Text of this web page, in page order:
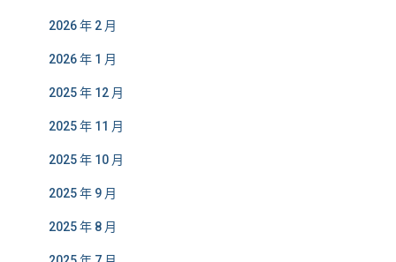
2026 年 2 月
2026 年 1 月
2025 年 12 月
2025 年 11 月
2025 年 10 月
2025 年 9 月
2025 年 8 月